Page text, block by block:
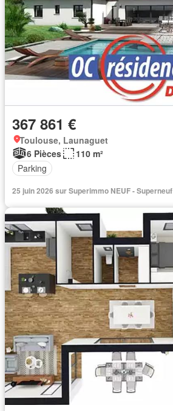
367 861 €
Toulouse, Launaguet
6 Pièces
110 m²
Parking
25 juin 2026 sur Superimmo NEUF - Superneuf